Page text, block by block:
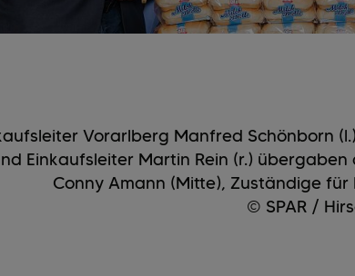
Vorarlberg Manfred Schönborn
Einkaufsleiter Martin Rein (r.)
Conny Amann (Mitte), Zuständige für
© SPAR /